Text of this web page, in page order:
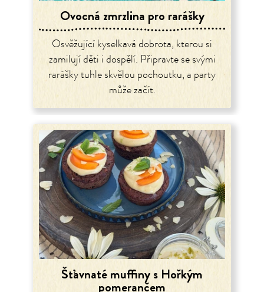
Ovocná zmrzlina pro rarášky
Osvěžující kyselkavá dobrota, kterou si
zamilují děti i dospělí. Připravte se svými
rarášky tuhle skvělou pochoutku, a party
může začít.
Šťavnaté muffiny s Hořkým
pomerančem